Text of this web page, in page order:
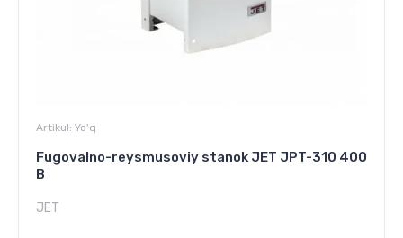
Artikul: Yo'q
Fugovalno-reysmusoviy stanok JET JPT-310 400
В
JET